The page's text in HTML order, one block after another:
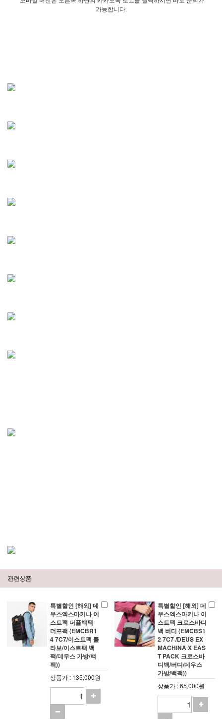
가능합니다.
관련상품
특별할인 [해외] 데
우스엑스마키나 이
스트팩 더플백팩
더프팩 (EMCBR1
4 7C7/이스트팩 콜
라보/이스트팩 백
팩/데우스 가방/백
팩))
상품가 : 135,000원
특별할인 [해외] 데
우스엑스마키나 이
스트팩 크로스바디
백 버디 (EMCBS1
2 7C7 /DEUS EX
MACHINA X EAS
T PACK 크로스바
디백/버디/데우스
가방/백팩))
상품가 : 65,000원